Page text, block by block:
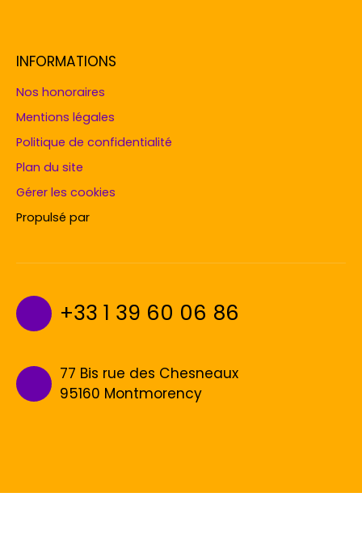
INFORMATIONS
Nos honoraires
Mentions légales
Politique de confidentialité
Plan du site
Gérer les cookies
Propulsé par
+33 1 39 60 06 86
77 Bis rue des Chesneaux
95160 Montmorency